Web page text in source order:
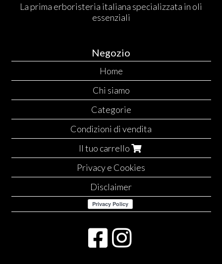
La prima erboristeria italiana specializzata in oli
essenziali
Negozio
Home
Chi siamo
Categorie
Condizioni di vendita
Il tuo carrello
Privacy e Cookies
Disclaimer